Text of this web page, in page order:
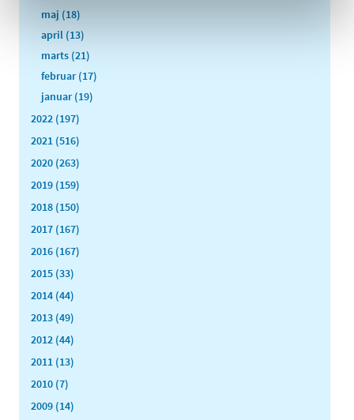
maj (18)
april (13)
marts (21)
februar (17)
januar (19)
2022 (197)
2021 (516)
2020 (263)
2019 (159)
2018 (150)
2017 (167)
2016 (167)
2015 (33)
2014 (44)
2013 (49)
2012 (44)
2011 (13)
2010 (7)
2009 (14)